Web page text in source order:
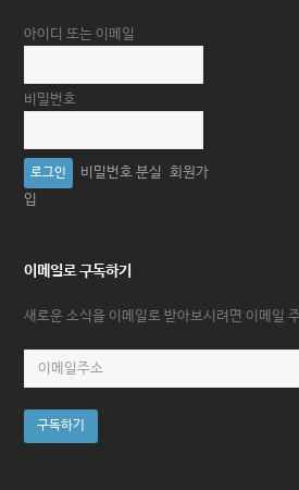
아이디 또는 이메일
비밀번호
비밀번호 분실
회원가
입
이메일로 구독하기
새로운 소식을 이메일로 받아보시려면 이메일
구독하기